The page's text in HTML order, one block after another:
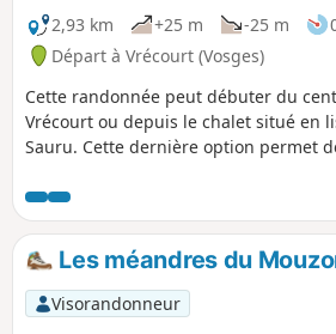
2,93 km
+25 m -25 m
Départ à Vrécourt (Vosges)
Cette randonnée peut débuter du
Vrécourt ou depuis le chalet situé en
Sauru. Cette dernière option permet
trop forte, de ne réaliser que la partie
emprunte dans sa première partie le
Les méandres du
Visorandonneur